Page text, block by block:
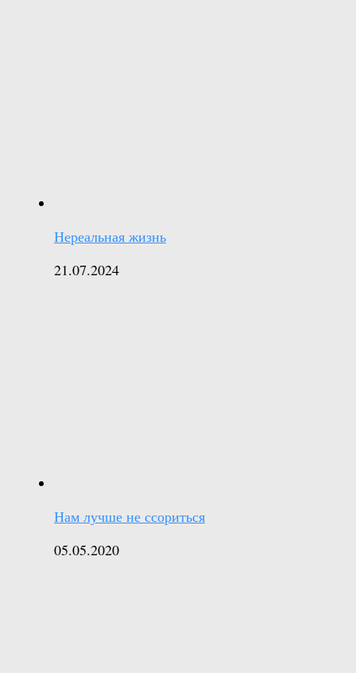
Нереальная жизнь
21.07.2024
Нам лучше не ссориться
05.05.2020